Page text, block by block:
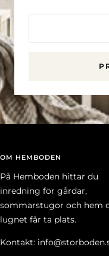
OM HEMBODEN
På Hemboden hittar du
inredning för gårdar,
sommarstugor och hem
lugnet får ta plats.
Kontakt: